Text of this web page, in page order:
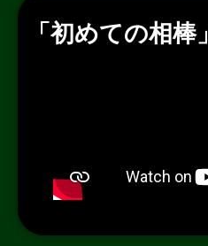
「初めての相棒」